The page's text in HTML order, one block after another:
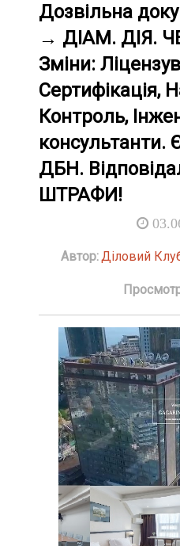
Дозвільна
→ ДІАМ. ДІЯ.
Зміни:
Сертифікація,
Контроль,
консультанти.
ДБН.
ШТРАФИ!
Автор:Діловий